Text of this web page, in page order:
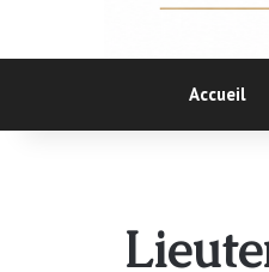
Accueil